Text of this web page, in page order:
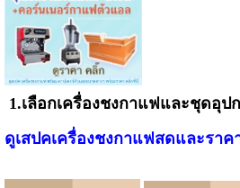
1.เลือกเครื่องชงกาแฟและชุดอุ
ดูเสปคเครื่องชงกาแฟสดและราค